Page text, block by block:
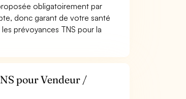
obligatoirement par
donc garant de votre santé
prévoyances TNS pour la
pour Vendeur /